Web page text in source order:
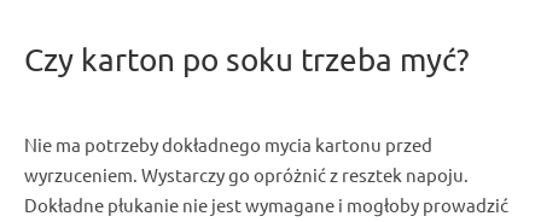
Czy karton po soku trzeba myć?
Nie ma potrzeby dokładnego mycia kartonu przed
wyrzuceniem. Wystarczy go opróżnić z resztek napoju.
Dokładne płukanie nie jest wymagane i mogłoby prowadzić